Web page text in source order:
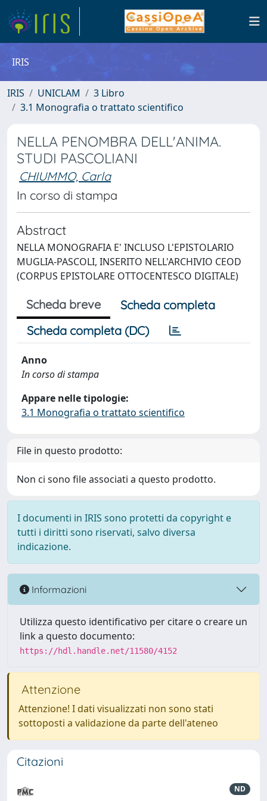
IRIS
IRIS UNICLAM
3 Libro
3.1 Monografia o trattato scientifico
NELLA PENOMBRA DELL'ANIMA.
STUDI PASCOLIANI
CHIUMMO, Carla
In corso di stampa
Abstract
NELLA MONOGRAFIA E' INCLUSO L'EPISTOLARIO
MUGLIA-PASCOLI, INSERITO NELL'ARCHIVIO CEOD
(CORPUS EPISTOLARE OTTOCENTESCO DIGITALE)
Scheda breve
Scheda completa
Scheda completa (DC)
Anno
In corso di stampa
Appare nelle tipologie:
3.1 Monografia o trattato scientifico
File in questo prodotto:
Non ci sono file associati a questo prodotto.
I documenti in IRIS sono protetti da copyright e
tutti i diritti sono riservati, salvo diversa
indicazione.
Informazioni
Utilizza questo identificativo per citare o creare un
link a questo documento:
https://hdl.handle.net/11580/4152
Attenzione
Attenzione! I dati visualizzati non sono stati
sottoposti a validazione da parte dell'ateneo
Citazioni
ND